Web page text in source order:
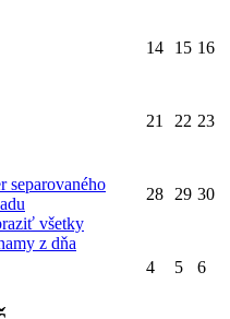
14 15 16
21 22 23
separovaného
všetky
z dňa
28 29 30
4 5 6